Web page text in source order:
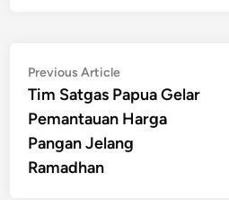
Post
navigation
Previous ArticlePrevious
article:
Tim Satgas Papua Gelar
Pemantauan Harga
Pangan Jelang
Ramadhan